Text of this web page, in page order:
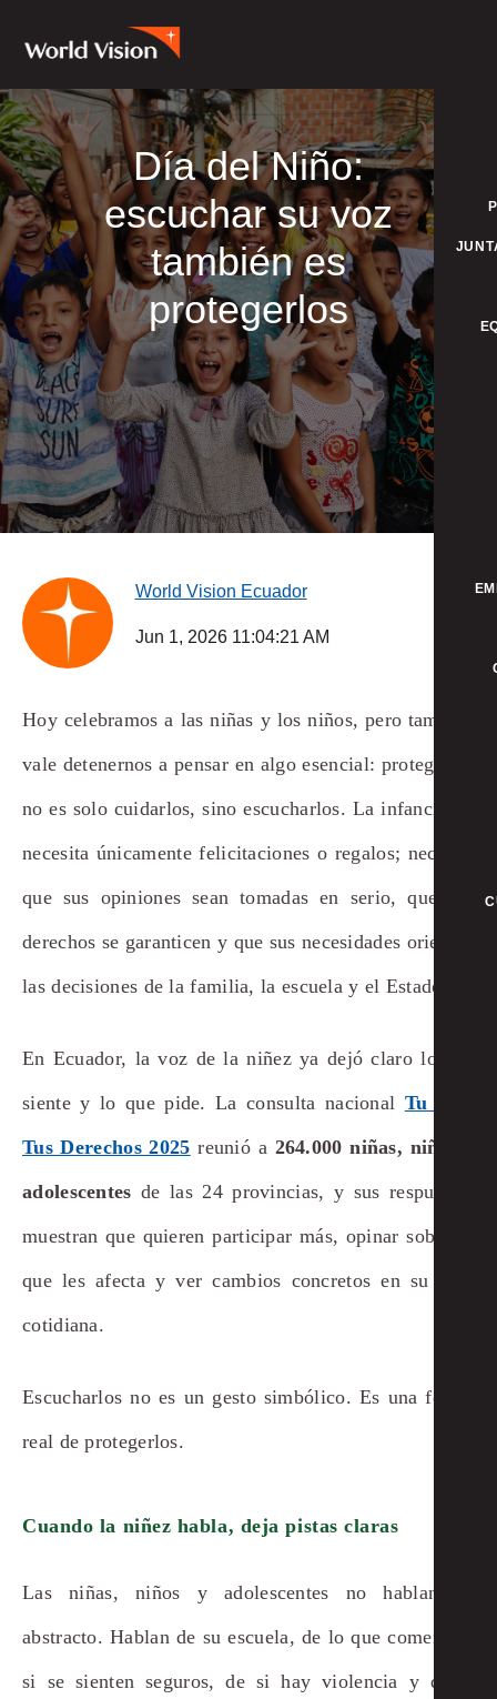
Día del Niño:
escuchar su voz
también es
protegerlos
World Vision Ecuador
Jun 1, 2026 11:04:21 AM
Hoy celebramos a las niñas y los niños, pero también
vale detenernos a pensar en algo esencial: protegerlos
no es solo cuidarlos, sino escucharlos. La infancia no
necesita únicamente felicitaciones o regalos; necesita
que sus opiniones sean tomadas en serio, que sus
derechos se garanticen y que sus necesidades orienten
las decisiones de la familia, la escuela y el Estado.
En Ecuador, la voz de la niñez ya dejó claro lo que
siente y lo que pide. La consulta nacional Tu Voz,
Tus Derechos 2025 reunió a 264.000 niñas, niños y
adolescentes de las 24 provincias, y sus respuestas
muestran que quieren participar más, opinar sobre lo
que les afecta y ver cambios concretos en su vida
cotidiana.
Escucharlos no es un gesto simbólico. Es una forma
real de protegerlos.
Cuando la niñez habla, deja pistas claras
Las niñas, niños y adolescentes no hablan en
abstracto. Hablan de su escuela, de lo que comen, de
si se sienten seguros, de si hay violencia y de si